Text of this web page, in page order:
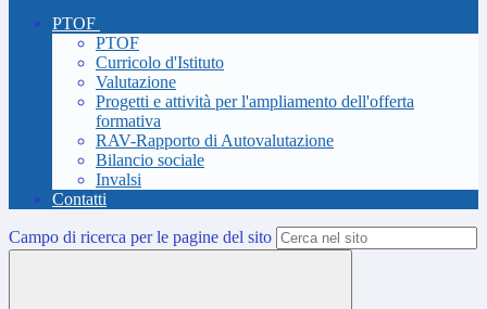
PTOF
PTOF
Curricolo d'Istituto
Valutazione
Progetti e attività per l'ampliamento dell'offerta
formativa
RAV-Rapporto di Autovalutazione
Bilancio sociale
Invalsi
Contatti
Campo di ricerca per le pagine del sito